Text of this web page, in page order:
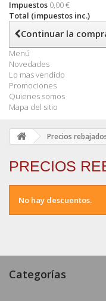
Impuestos 0,00 €
Total (impuestos inc.)
Continuar la
Menú
Novedades
Lo mas vendido
Promociones
Quienes somos
Mapa del sitio
Precios
PRECIOS
No hay descuentos.
Categorías